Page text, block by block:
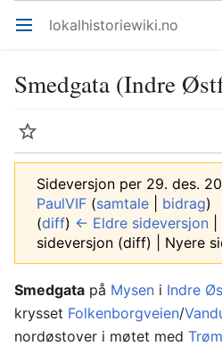
Åpne hovedmenyen lokalhistoriewiki.no
Smedgata (Indre
Overvåk
Sideversjon per 29. des.
PaulVIF (samtale bidrag)
(diff) ← Eldre sideversjon
sideversjon (diff) | Nyere
Smedgata på Mysen i Indre
krysset Folkenborgveien/
nordøstover i møtet med